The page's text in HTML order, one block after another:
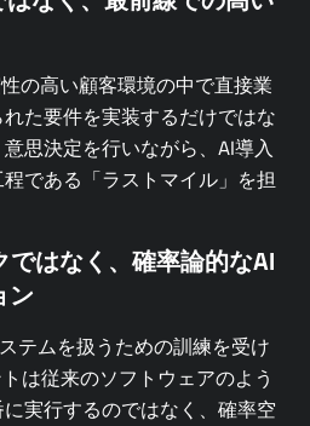
の高い顧客環境の中で直接業
た要件を実装するだけではな
思決定を行いながら、AI導入
である「ラストマイル」を担
ではなく、確率論的なAI
ン
テムを扱うための訓練を受け
は従来のソフトウェアのよう
実行するのではなく、確率空